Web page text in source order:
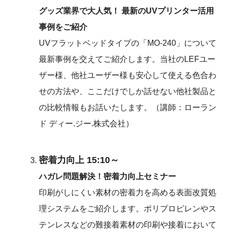
グッズ業界で大人気！ 最新のUVプリンター活用
事例をご紹介
UVフラットベッドタイプの「MO-240」について
最新事例を交えてご紹介します。当社のLEFユー
ザー様、他社ユーザー様も安心して使える色合わ
せの方法や、ここだけでしか話せない他社製品と
の比較情報もお話いたします。（講師：ローラン
ド ディー.ジー.株式会社）
密着力向上 15:10～
ハガレ問題解決！密着力向上セミナー
印刷がしにくい素材の密着力を高める表面改質処
理システムをご紹介します。ポリプロピレンやス
テンレスなどの難接着素材の印刷や接着において